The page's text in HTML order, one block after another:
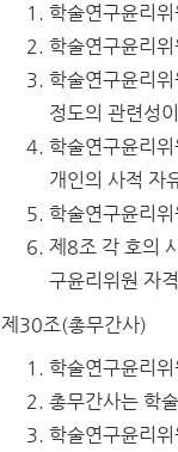
학술연구윤리
학술연구윤리
학술연구윤리
정도의 관련성
학술연구윤리
개인의 사적 자
학술연구윤리
제8조 각 호의
구윤리위원 자
제30조(총무간사)
학술연구윤리
총무간사는 학
학술연구윤리